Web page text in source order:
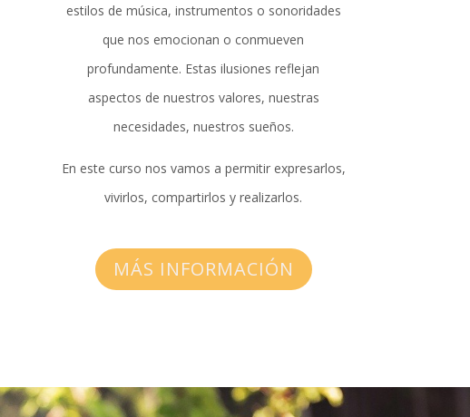
estilos de música, instrumentos o sonoridades
que nos emocionan o conmueven
profundamente. Estas ilusiones reflejan
aspectos de nuestros valores, nuestras
necesidades, nuestros sueños.
En este curso nos vamos a permitir expresarlos,
vivirlos, compartirlos y realizarlos.
MÁS INFORMACIÓN